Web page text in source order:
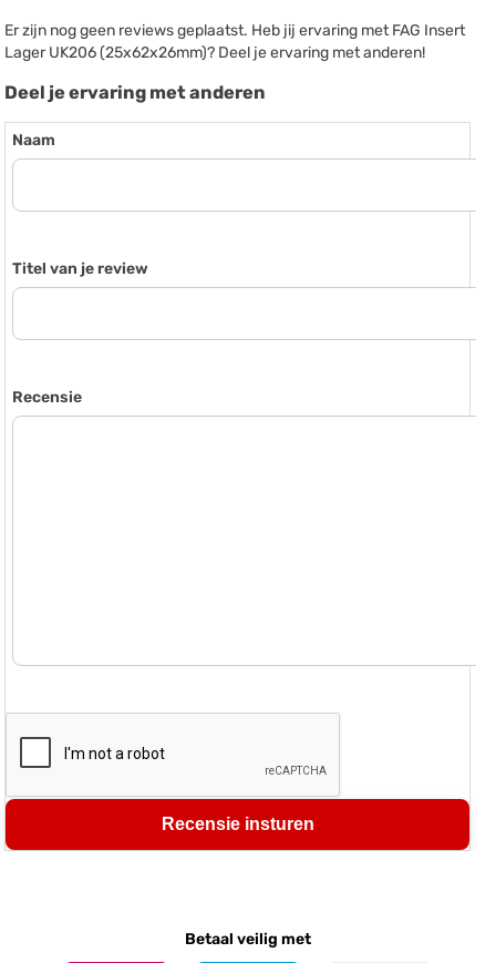
Er zijn nog geen reviews geplaatst. Heb jij ervaring met FAG Insert
Lager UK206 (25x62x26mm)? Deel je ervaring met anderen!
Deel je ervaring met anderen
Naam
Titel van je review
Recensie
Recensie insturen
Betaal veilig met